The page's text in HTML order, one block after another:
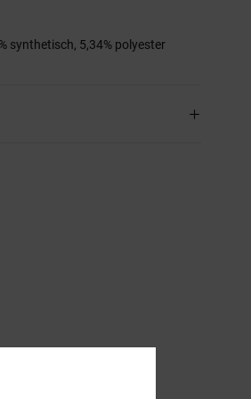
synthetisch, 5,34% polyester